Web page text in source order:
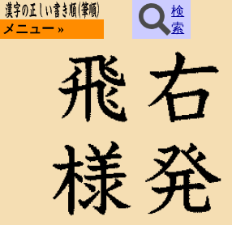
メニュー »
検
索